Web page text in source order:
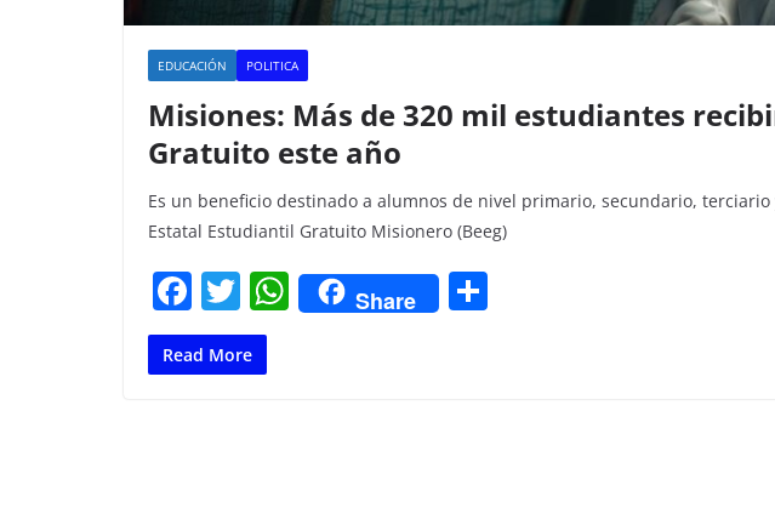
EDUCACIÓN POLITICA
Misiones: Más de 320 mil estudiantes
Gratuito este año
Es un beneficio destinado a alumnos de nivel primario, secundario, terciario
Estatal Estudiantil Gratuito Misionero (Beeg)
F
a
c
T
w
itt
W
h
Share
Read More